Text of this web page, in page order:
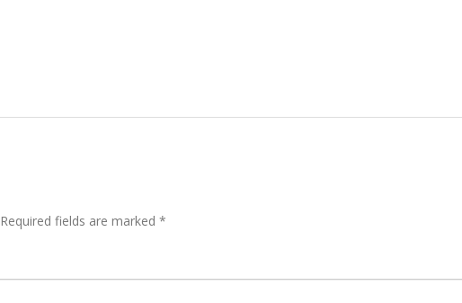
Required fields are marked *